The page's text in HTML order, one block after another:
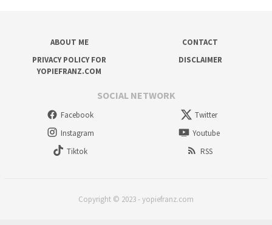
ABOUT ME
CONTACT
PRIVACY POLICY FOR
YOPIEFRANZ.COM
DISCLAIMER
SOCIAL NETWORK
Facebook
Twitter
Instagram
Youtube
Tiktok
RSS
Copyright © 2023 - yopiefranz.com